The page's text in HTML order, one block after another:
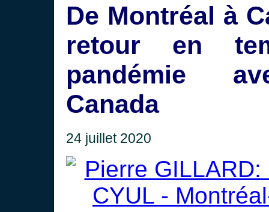
De Montréal à
retour en
pandémie
Canada
24 juillet 2020